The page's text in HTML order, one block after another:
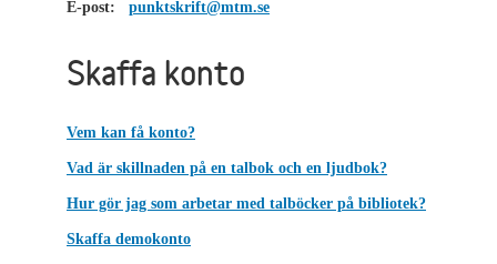
E-post:
punktskrift@mtm.se
Skaffa konto
Vem kan få konto?
Vad är skillnaden på en talbok och en ljudbok?
Hur gör jag som arbetar med talböcker på bibliotek?
Skaffa demokonto